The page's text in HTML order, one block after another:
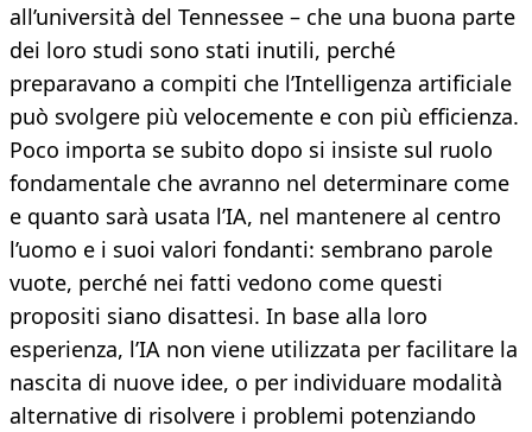
all’università del Tennessee – che una buona parte
dei loro studi sono stati inutili, perché
preparavano a compiti che l’Intelligenza artificiale
può svolgere più velocemente e con più efficienza.
Poco importa se subito dopo si insiste sul ruolo
fondamentale che avranno nel determinare come
e quanto sarà usata l’IA, nel mantenere al centro
l’uomo e i suoi valori fondanti: sembrano parole
vuote, perché nei fatti vedono come questi
propositi siano disattesi. In base alla loro
esperienza, l’IA non viene utilizzata per facilitare la
nascita di nuove idee, o per individuare modalità
alternative di risolvere i problemi potenziando